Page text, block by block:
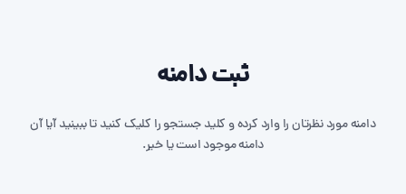
ثبت دامنه
دامنه مورد نظرتان را وارد کرده و کلید جستجو را کلیک کنید تا ببینید آیا آن
دامنه موجود است یا خیر.